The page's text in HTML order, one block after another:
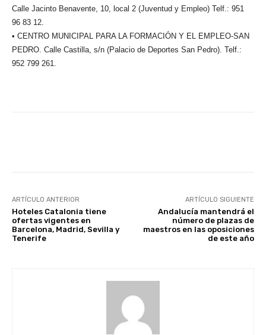
Calle Jacinto Benavente, 10, local 2 (Juventud y Empleo) Telf.: 951
96 83 12.
• CENTRO MUNICIPAL PARA LA FORMACIÓN Y EL EMPLEO-SAN
PEDRO. Calle Castilla, s/n (Palacio de Deportes San Pedro). Telf.:
952 799 261.
ARTÍCULO ANTERIOR
Hoteles Catalonia tiene
ofertas vigentes en
Barcelona, Madrid, Sevilla y
Tenerife
ARTÍCULO SIGUIENTE
Andalucía mantendrá el
número de plazas de
maestros en las oposiciones
de este año